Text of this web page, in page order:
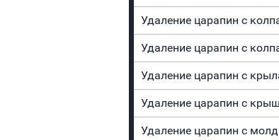
Удаление царапин с
Удаление царапин с
Удаление царапин с
Удаление царапин с
Удаление царапин с